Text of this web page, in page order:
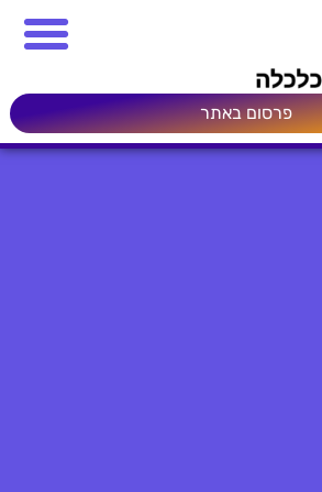
פרסום באתר